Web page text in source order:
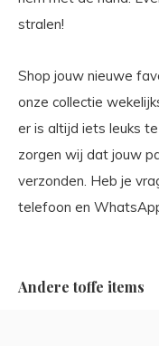
stralen!
Shop jouw nieuwe
onze collectie
er is altijd iets leuks
zorgen wij dat jouw
verzonden. Heb je
telefoon en
Andere toffe items